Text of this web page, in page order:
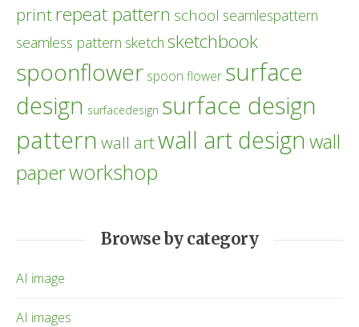
printrepeat pattern school seamlespattern
seamless pattern sketch sketchbook
spoonflower spoon flower surface
design surfacedesign surface design
pattern wall artwall art designwall
paperworkshop
Browse by category
AI image
AI images